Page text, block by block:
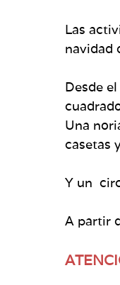
Las
navidad
Desde el
Una
casetas
Y un
A partir